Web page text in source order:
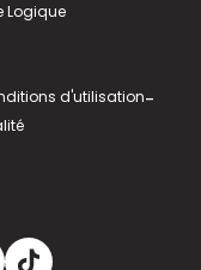
Logique
d'utilisation-